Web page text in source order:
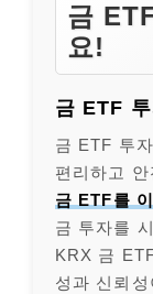
금
요!
금 ETF
금 ETF 투
편리하고
금 ETF를
금 투자를
KRX 금
성과 신뢰